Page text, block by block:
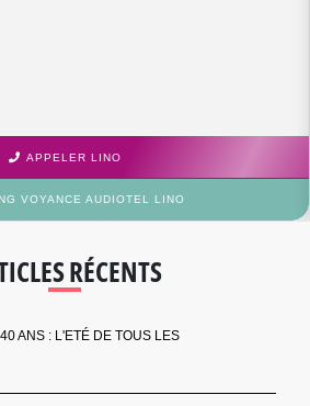
APPELER LINO
VOYANCE AUDIOTEL LINO
RÉCENTS
ANS : L'ETÉ DE TOUS LES